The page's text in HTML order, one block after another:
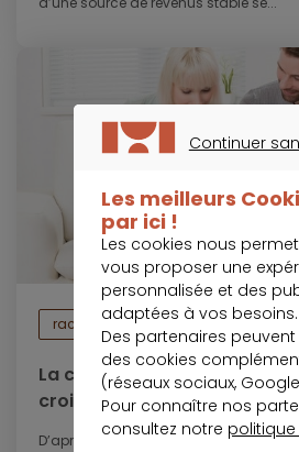
rachat de crédits
La consommation des
croissance de l’économie
D’après le dernier rapport de l’Insee
Continuer
Les meilleurs
par ici !
Les cookies nous
vous proposer une
personnalisée et des
adaptées à vos besoins.
Des partenaires
des cookies
(réseaux sociaux,
Pour connaître nos
consultez notre